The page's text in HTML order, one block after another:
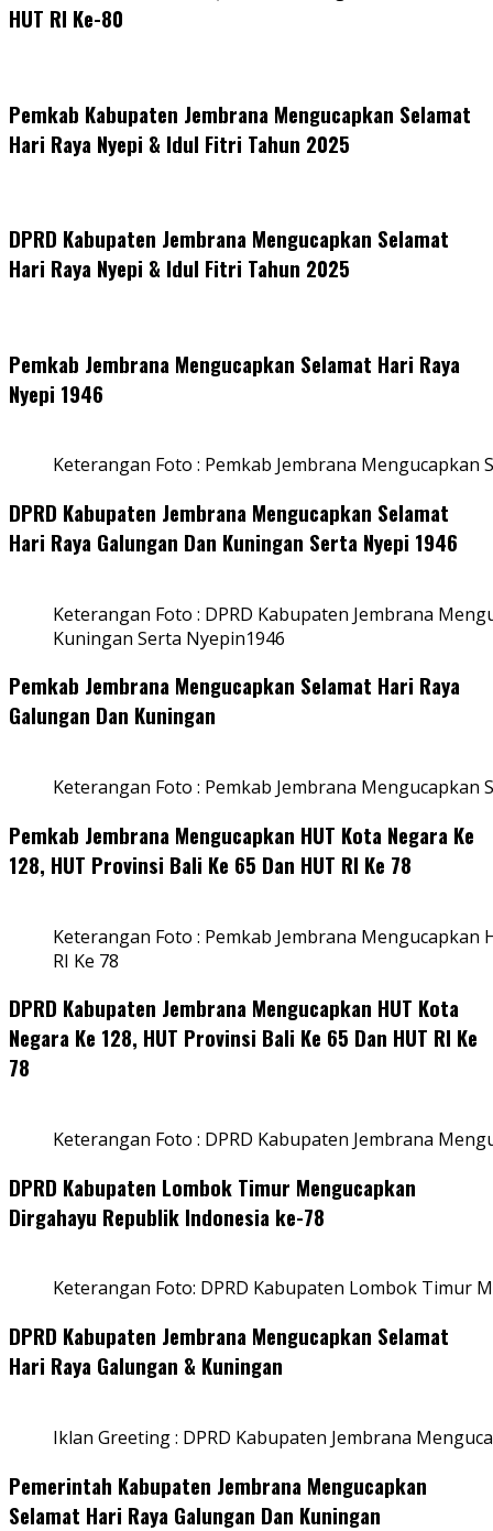
HUT RI Ke-80
Pemkab Kabupaten Jembrana Mengucapkan Selamat
Hari Raya Nyepi & Idul Fitri Tahun 2025
DPRD Kabupaten Jembrana Mengucapkan Selamat
Hari Raya Nyepi & Idul Fitri Tahun 2025
Pemkab Jembrana Mengucapkan Selamat Hari Raya
Nyepi 1946
Keterangan Foto : Pemkab Jembrana Mengucapkan
DPRD Kabupaten Jembrana Mengucapkan Selamat
Hari Raya Galungan Dan Kuningan Serta Nyepi 1946
Keterangan Foto : DPRD Kabupaten Jembrana
Kuningan Serta Nyepin1946
Pemkab Jembrana Mengucapkan Selamat Hari Raya
Galungan Dan Kuningan
Keterangan Foto : Pemkab Jembrana Mengucapkan
Pemkab Jembrana Mengucapkan HUT Kota Negara Ke
128, HUT Provinsi Bali Ke 65 Dan HUT RI Ke 78
Keterangan Foto : Pemkab Jembrana Mengucapkan
RI Ke 78
DPRD Kabupaten Jembrana Mengucapkan HUT Kota
Negara Ke 128, HUT Provinsi Bali Ke 65 Dan HUT RI Ke
78
Keterangan Foto : DPRD Kabupaten Jembrana
DPRD Kabupaten Lombok Timur Mengucapkan
Dirgahayu Republik Indonesia ke-78
Keterangan Foto: DPRD Kabupaten Lombok Timur
DPRD Kabupaten Jembrana Mengucapkan Selamat
Hari Raya Galungan & Kuningan
Iklan Greeting : DPRD Kabupaten Jembrana
Pemerintah Kabupaten Jembrana Mengucapkan
Selamat Hari Raya Galungan Dan Kuningan